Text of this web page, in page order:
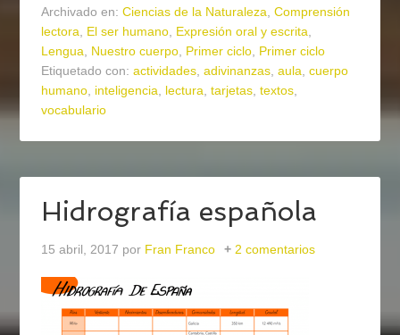
Archivado en:Ciencias de la Naturaleza,Comprensión
lectora, El ser humano, Expresión oral y escrita,
Lengua, Nuestro cuerpo, Primer ciclo, Primer ciclo
Etiquetado con:actividades,adivinanzas,aula,cuerpo
humano, inteligencia, lectura,tarjetas,textos,
vocabulario
Hidrografía española
15 abril, 2017 por Fran Franco 2 comentarios